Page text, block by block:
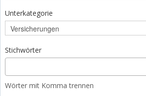
Unterkategorie
Stichwörter
Wörter mit Komma trennen